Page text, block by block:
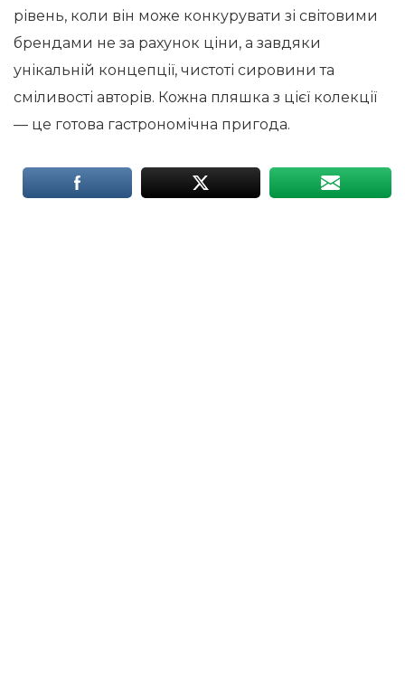
рівень, коли він може конкурувати зі світовими
брендами не за рахунок ціни, а завдяки
унікальній концепції, чистоті сировини та
сміливості авторів. Кожна пляшка з цієї колекції
— це готова гастрономічна пригода.